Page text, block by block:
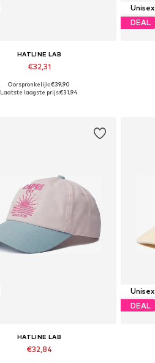
HATLINE LAB
€32,31
Beschikbare maten: 55-60
Oorspronkelijk: €39,90
Laatste laagste prijs:€31,94
Unisex
DEAL
HATLINE LAB
€32,84
Unisex
DEAL